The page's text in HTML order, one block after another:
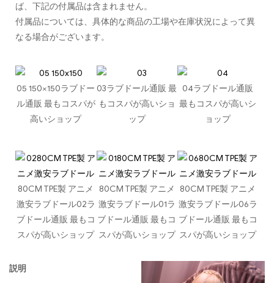
ば、下記の付属品は含まれません。
付属品については、具体的な商品の工場や在庫状況によって異
なる場合がございます。
05 150×150ラブドー
ル通販 最もコスパが
高いショップ
03ラブドール通販 最
もコスパが高いショ
ップ
04ラブドール通販
最もコスパが高いシ
ョップ
80CM TPE製 アニメ
激安ラブドール02ラ
ブドール通販 最もコ
スパが高いショップ
80CM TPE製 アニメ
激安ラブドール01ラ
ブドール通販 最もコ
スパが高いショップ
80CM TPE製 アニメ
激安ラブドール06ラ
ブドール通販 最もコ
スパが高いショップ
説明